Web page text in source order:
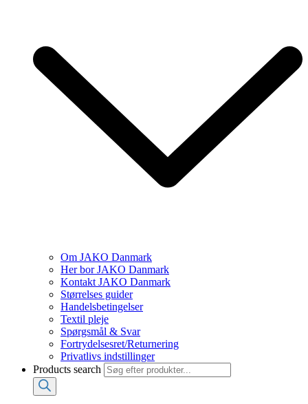
Om JAKO Danmark
Her bor JAKO Danmark
Kontakt JAKO Danmark
Størrelses guider
Handelsbetingelser
Textil pleje
Spørgsmål & Svar
Fortrydelsesret/Returnering
Privatlivs indstillinger
Products search